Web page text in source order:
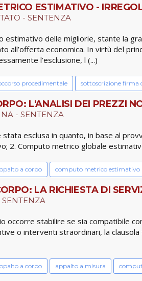
ESTIMATIVO -
- SENTENZA
estimativo delle migliorie, stante la
all’offerta economica. In virtù del
l’esclusione, l (...)
procedimentale sottoscrizione firma
L'ANALISI DEI PREZZI
- SENTENZA
esclusa in quanto, in base al
2. Computo metrico globale
a corpo computo metrico estimativo
LA RICHIESTA DI
SENTENZA
occorre stabilire se sia compatibile
o interventi straordinari, la clausola
a corpo appalto a misura